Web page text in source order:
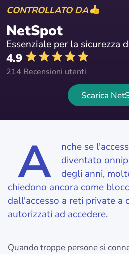
CONTROLLATO DA
NetSpot
Essenziale per la sicurezza
4.9
214 Recensioni utenti
Scarica
A
nche se
diventato
degli anni,
chiedono ancora come
dall'accesso a reti private a
autorizzati ad accedere.
Quando troppe persone si